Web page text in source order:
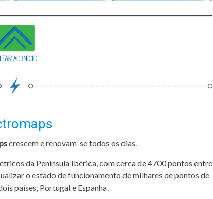
crescem e renovam-se todos os dias.
da Península Ibérica, com cerca de 4700 pontos entre
o estado de funcionamento de milhares de pontos de
países, Portugal e Espanha.